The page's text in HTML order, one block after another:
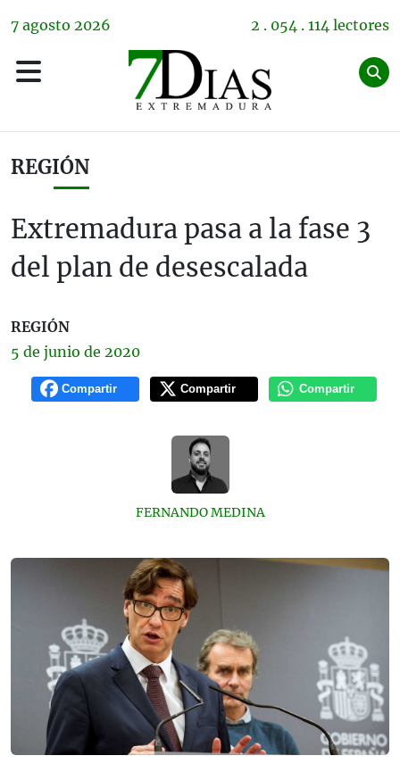
7 agosto 2026 2 . 054 . 114 lectores
REGIÓN
Extremadura pasa a la fase 3
del plan de desescalada
REGIÓN
5 de junio de 2020
Compartir Compartir Compartir
FERNANDO MEDINA